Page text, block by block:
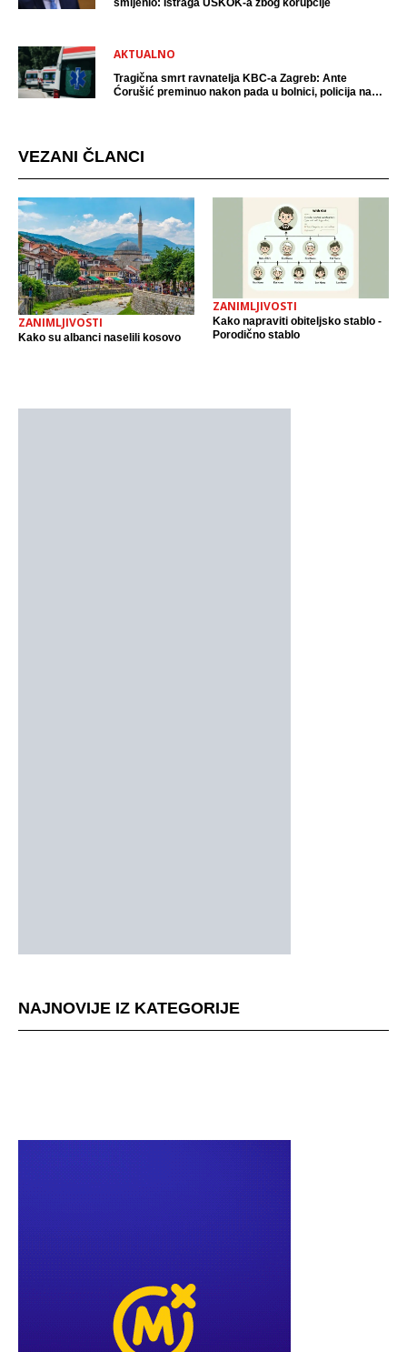
smijenio: Istraga USKOK-a zbog korupcije
AKTUALNO
Tragična smrt ravnatelja KBC-a Zagreb: Ante
Ćorušić preminuo nakon pada u bolnici, policija na
VEZANI ČLANCI
ZANIMLJIVOSTI
Kako su albanci naselili kosovo
ZANIMLJIVOSTI
Kako napraviti obiteljsko stablo -
Porodično stablo
NAJNOVIJE IZ KATEGORIJE